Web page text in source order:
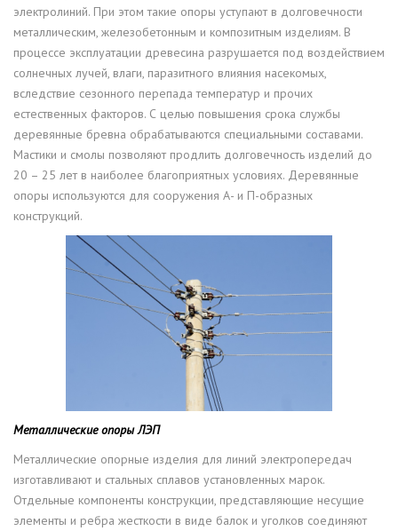
электролиний. При этом такие опоры уступают в долговечности
металлическим, железобетонным и композитным изделиям. В
процессе эксплуатации древесина разрушается под воздействием
солнечных лучей, влаги, паразитного влияния насекомых,
вследствие сезонного перепада температур и прочих
естественных факторов. С целью повышения срока службы
деревянные бревна обрабатываются специальными составами.
Мастики и смолы позволяют продлить долговечность изделий до
20 – 25 лет в наиболее благоприятных условиях. Деревянные
опоры используются для сооружения А- и П-образных
конструкций.
Металлические опоры ЛЭП
Металлические опорные изделия для линий электропередач
изготавливают и стальных сплавов установленных марок.
Отдельные компоненты конструкции, представляющие несущие
элементы и ребра жесткости в виде балок и уголков соединяют